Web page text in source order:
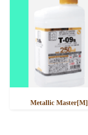
Metallic Master[M]